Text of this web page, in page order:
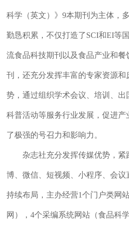
科学（英文）》9本期刊为主体，
勤恳积累，不仅打造了SCI和EI等
流食品科技期刊以及食品产业和餐
刊，还充分发挥丰富的专家资源
势，通过组织学术会议、培训、出
科普活动等服务行业发展，促进
了极强的号召力和影响力。
杂志社充分发挥传媒优势，
博、微信、短视频、小程序、会议
持续布局，主办经营1个门户类网
网），4个采编系统网站（食品科